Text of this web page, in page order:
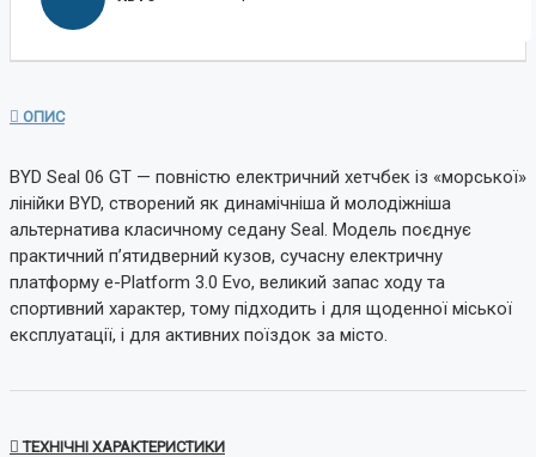
ОПИС
BYD Seal 06 GT — повністю електричний хетчбек із «морської»
лінійки BYD, створений як динамічніша й молодіжніша
альтернатива класичному седану Seal. Модель поєднує
практичний п’ятидверний кузов, сучасну електричну
платформу e-Platform 3.0 Evo, великий запас ходу та
спортивний характер, тому підходить і для щоденної міської
експлуатації, і для активних поїздок за місто.
ТЕХНІЧНІ ХАРАКТЕРИСТИКИ